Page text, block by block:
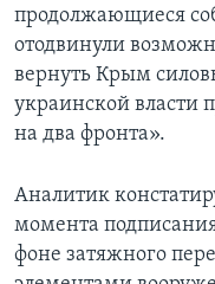
продолжающиеся
отодвинули
вернуть Крым
украинской власти
на два фронта».
Аналитик
момента
фоне затяжного